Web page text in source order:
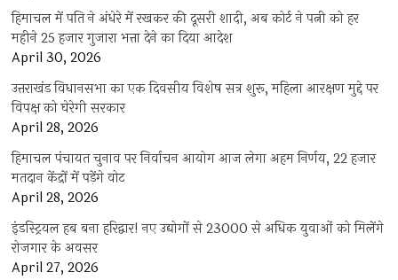
हिमाचल में पति ने अंधेरे में रखकर की दूसरी शादी, अब कोर्ट ने पत्नी को हर
महीने 25 हजार गुजारा भत्ता देने का दिया आदेश
April 30, 2026
उत्तराखंड विधानसभा का एक दिवसीय विशेष सत्र शुरू, महिला आरक्षण मुद्दे पर
विपक्ष को घेरेगी सरकार
April 28, 2026
हिमाचल पंचायत चुनाव पर निर्वाचन आयोग आज लेगा अहम निर्णय, 22 हजार
मतदान केंद्रों में पड़ेंगे वोट
April 28, 2026
इंडस्ट्रियल हब बना हरिद्वार! नए उद्योगों से 23000 से अधिक युवाओं को मिलेंगे
रोजगार के अवसर
April 27, 2026